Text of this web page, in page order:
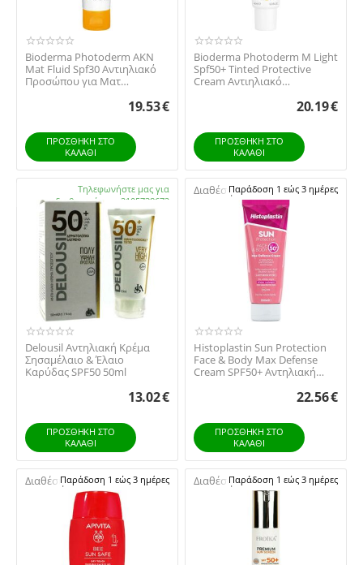
Bioderma Photoderm AKN
Mat Fluid Spf30 Αντιηλιακό
Προσώπου για Ματ
19.53€
ΠΡΟΣΘΉΚΗ ΣΤΟ
ΚΑΛΆΘΙ
Bioderma Photoderm M Light
Spf50+ Tinted Protective
Cream Αντιηλιακό
20.19€
ΠΡΟΣΘΉΚΗ ΣΤΟ
ΚΑΛΆΘΙ
Τηλεφωνήστε μας για
διαθεσιμότητα 2105738672
Delousil Αντηλιακή Κρέμα
Σησαμέλαιο & Έλαιο
Καρύδας SPF50 50ml
13.02€
ΠΡΟΣΘΉΚΗ ΣΤΟ
ΚΑΛΆΘΙ
Διαθέσιμο:Παράδοση 1 εώς 3 ημέρες
Histoplastin Sun Protection
Face & Body Max Defense
Cream SPF50+ Αντηλιακή
22.56€
ΠΡΟΣΘΉΚΗ ΣΤΟ
ΚΑΛΆΘΙ
Διαθέσιμο:Παράδοση 1 εώς 3 ημέρες Διαθέσιμο:Παράδοση 1 εώς 3 ημέρες